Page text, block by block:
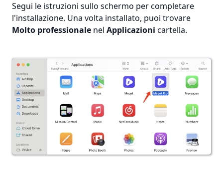
Segui le istruzioni sullo schermo per completare
l'installazione. Una volta installato, puoi trovare
Molto professionale nel Applicazioni cartella.